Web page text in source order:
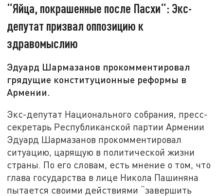
“Яйца, покрашенные после Пасхи“: Экс-
депутат призвал оппозицию к
здравомыслию
Эдуард Шармазанов прокомментировал
грядущие конституционные реформы в
Армении.
Экс-депутат Национального собрания, пресс-
секретарь Республиканской партии Армении
Эдуард Шармазанов прокомментировал
ситуацию, царящую в политической жизни
страны. По его словам, есть мнение о том, что
глава государства в лице Никола Пашиняна
пытается своими действиями “завершить